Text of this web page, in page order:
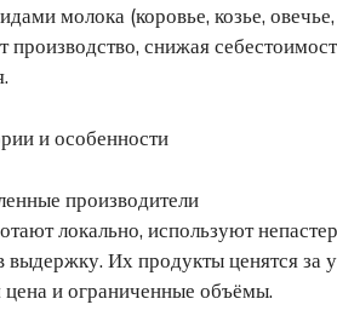
молока (коровье, козье,
производство, снижая
и особенности
производители
локально, используют
выдержку. Их продукты ценятся за
и ограниченные объёмы.